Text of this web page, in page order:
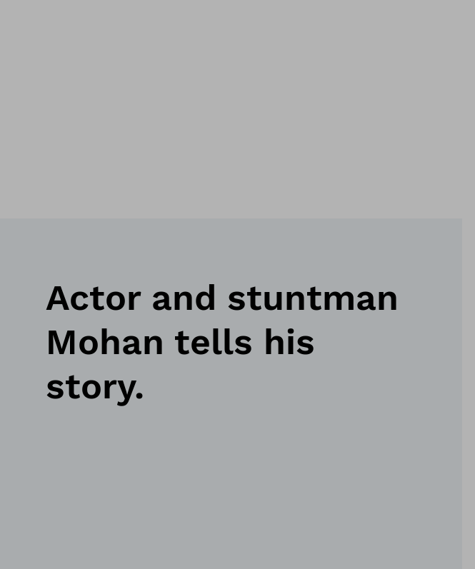
Actor and stuntman
Mohan tells his
story.